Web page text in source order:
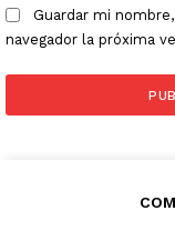
Guardar mi
navegador la próxima